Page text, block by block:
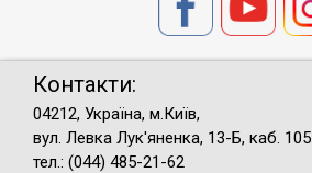
Контакти:
04212, Україна, м.Київ,
вул. Левка Лук'яненка, 13-Б, каб. 105
тел.: (044) 485-21-62